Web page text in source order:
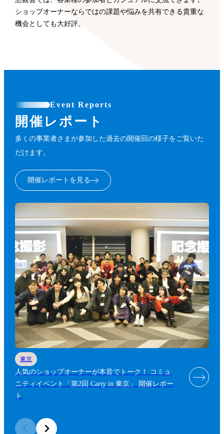
ショップオーナーならではの課題や悩みを共有できる貴重な
機会としても大好評。
Event Reports
開催レポート
多くの事業者さまが参加した過去の開催回の様子をご覧いた
だけます。
開催レポートを見る
東京
人気のショップオーナーが本音でトーク！ コミュ
ニティイベント「第2回 Carty in 東京」 開催レポー
ト